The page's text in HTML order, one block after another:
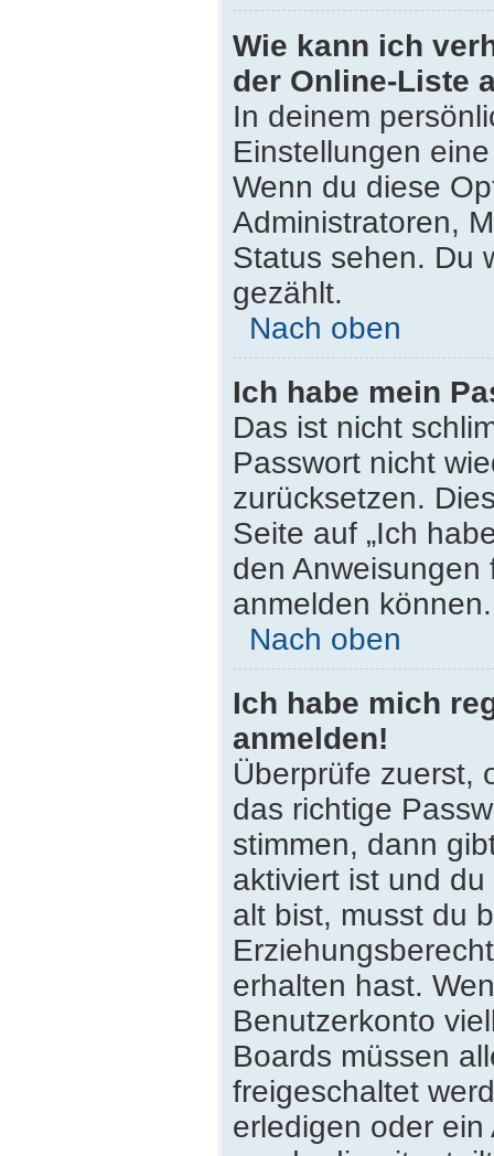
Wie kann ich
der Online-Liste
In deinem
Einstellungen
Wenn du diese
Administratoren,
Status sehen. Du
gezählt.
Nach oben
Ich habe mein
Das ist nicht
Passwort nicht
zurücksetzen.
Seite auf „Ich
den
anmelden können.
Nach oben
Ich habe mich
anmelden!
Überprüfe zuerst,
das richtige
stimmen, dann
aktiviert ist und
alt bist, musst du
erhalten hast.
Benutzerkonto
Boards müssen
freigeschaltet
erledigen oder